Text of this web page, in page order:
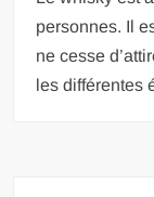
personnes. Il
ne cesse
les différentes